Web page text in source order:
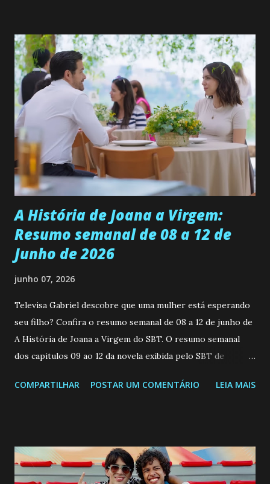
permanecer virgem até encontrar o homem que realmente
ama, o que não é fácil, já que dedica todas as suas energias a
se aprimorar, trabalhando, estudando e se orgulhando de
ser a primeira mulher da família a ingressar na
universidade. Ela tem uma personalidade muito alegre, é
muito madura para a idade, determinada, criativa e
empática. Detesta injustiças e é uma ótima amiga. Pode ser
teimosa e muito persistente quando decide fazer algo.
Durante um exame ginecológico, ela é inseminada por eng...
A História de Joana a Virgem:
Resumo semanal de 08 a 12 de
Junho de 2026
junho 07, 2026
Televisa Gabriel descobre que uma mulher está esperando
seu filho? Confira o resumo semanal de 08 a 12 de junho de
A História de Joana a Virgem do SBT. O resumo semanal
dos capitulos 09 ao 12 da novela exibida pelo SBT de
a Programação Semanal do SBT de 08/06/26 a 14/06/26
confessa a Gabriel que ele demonstrou ser o tipo de
pessoa que ela tanto desejou durante toda a vida. Camila
COMPARTILHAR POSTAR UM COMENTÁRIO LEIA MAIS